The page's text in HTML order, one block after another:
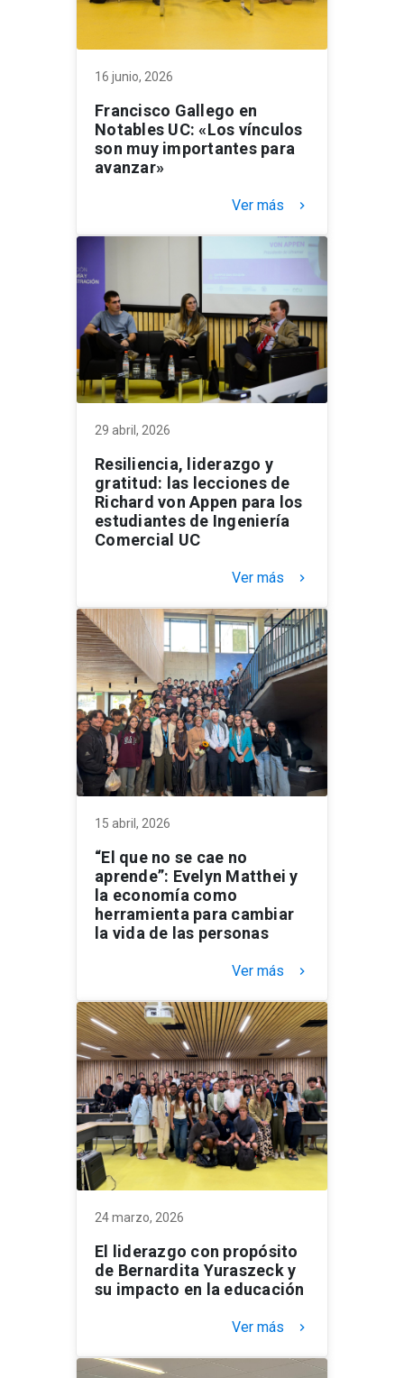
16 junio, 2026
Francisco Gallego en
Notables UC: «Los vínculos
son muy importantes para
avanzar»
Ver más keyboard_arrow_right
29 abril, 2026
Resiliencia, liderazgo y
gratitud: las lecciones de
Richard von Appen para los
estudiantes de Ingeniería
Comercial UC
Ver más keyboard_arrow_right
15 abril, 2026
“El que no se cae no
aprende”: Evelyn Matthei y
la economía como
herramienta para cambiar
la vida de las personas
Ver más keyboard_arrow_right
24 marzo, 2026
El liderazgo con propósito
de Bernardita Yuraszeck y
su impacto en la educación
Ver más keyboard_arrow_right